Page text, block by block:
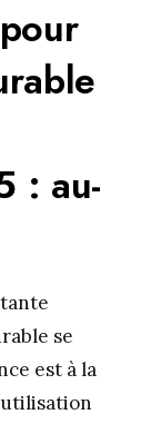
: au-
se
est à la